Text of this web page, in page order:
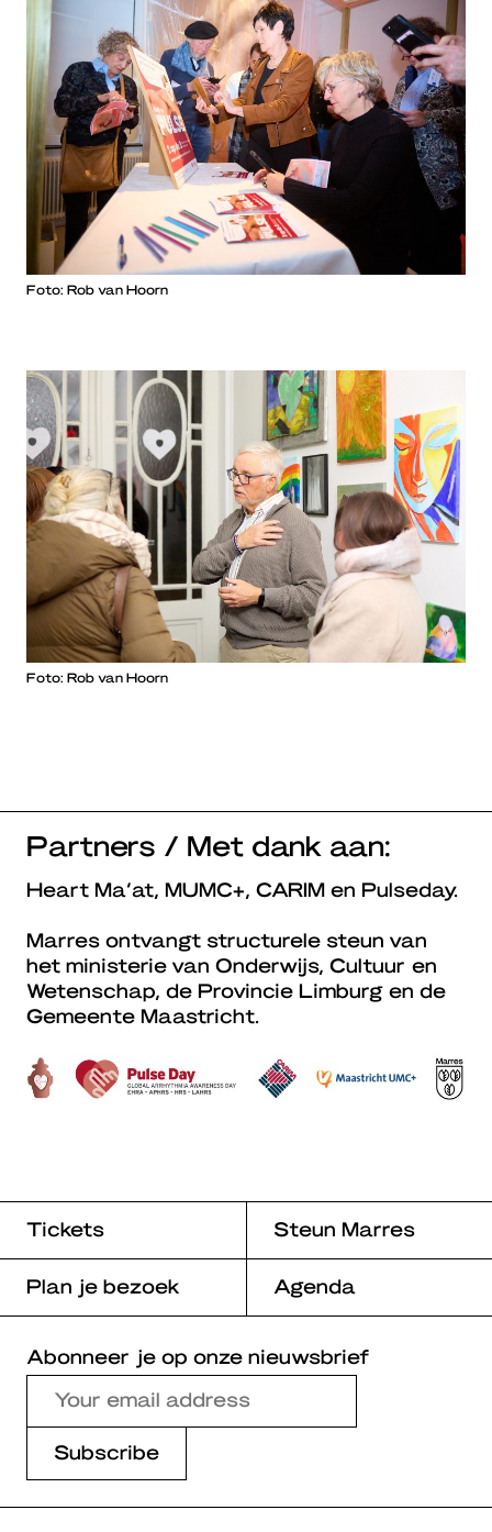
Foto: Rob van Hoorn
Foto: Rob van Hoorn
Partners / Met dank aan:
Heart Ma’at, MUMC+, CARIM en Pulseday.
Marres ontvangt structurele steun van
het ministerie van Onderwijs, Cultuur en
Wetenschap, de Provincie Limburg en de
Gemeente Maastricht.
Tickets Steun Marres
Plan je bezoek Agenda
Abonneer je op onze nieuwsbrief